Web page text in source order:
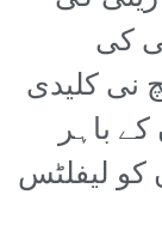
کی
نی کلیدی
کے باہر
کو لیفلٹس